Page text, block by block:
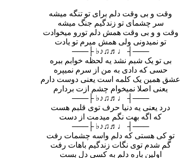
وقت و بی وقت دلم برای تو تنگه میشه
سر چشمای تو زندگیم جنگ میشه
وقت و و بی وقت همش دلم تورو میخوادت
تو نمیدونی ولی همش میرم تو یادت
───┤ ♩♬♫♪♭ ├───
بی تو یک شبم نشد یه لحظه خوابم ببره
حسی که دادی به من از سرم نمیپره
عشق همین یک کلمه است یعنی دوست دارم
یعنی اصلا نمیخوام چشم ازت بردارم
───┤ ♩♬♫♪♭ ├───
درد یعنی یه دنیا حرف توی قلبم هست
که اگه بهت نگم میدمت از دست
───┤ ♩♬♫♪♭ ├───
تو کی هستی که دلم واسه چشمات رفت
گم شدم توی نگات زندگیم باهات رفت
اولین باره دلم به کسی دل بست